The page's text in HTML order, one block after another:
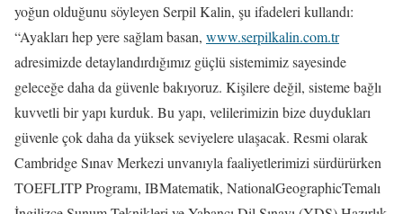
yoğun olduğunu söyleyen Serpil Kalin, şu ifadeleri kullandı:
“Ayakları hep yere sağlam basan, www.serpilkalin.com.tr
adresimizde detaylandırdığımız güçlü sistemimiz sayesinde
geleceğe daha da güvenle bakıyoruz. Kişilere değil, sisteme bağlı
kuvvetli bir yapı kurduk. Bu yapı, velilerimizin bize duydukları
güvenle çok daha da yüksek seviyelere ulaşacak. Resmi olarak
Cambridge Sınav Merkezi unvanıyla faaliyetlerimizi sürdürürken
TOEFLITP Programı, IBMatematik, NationalGeographicTemalı